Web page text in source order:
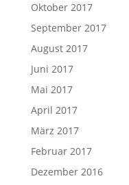
Oktober 2017
September 2017
August 2017
Juni 2017
Mai 2017
April 2017
März 2017
Februar 2017
Dezember 2016